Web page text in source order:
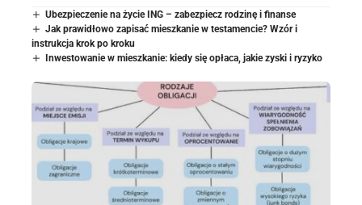
Ubezpieczenie na życie ING – zabezpiecz rodzinę i finanse
Jak prawidłowo zapisać mieszkanie w testamencie? Wzór i
instrukcja krok po kroku
Inwestowanie w mieszkanie: kiedy się opłaca, jakie zyski i ryzyko